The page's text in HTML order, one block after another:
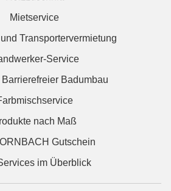
Mietservice
Transportervermietung
Service
Badumbau
nach Maß
Gutschein
im Überblick